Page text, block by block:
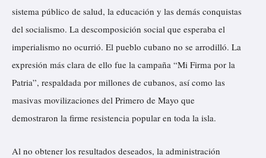
sistema público de salud, la educación y las demás conquistas
del socialismo. La descomposición social que esperaba el
imperialismo no ocurrió. El pueblo cubano no se arrodilló. La
expresión más clara de ello fue la campaña “Mi Firma por la
Patria”, respaldada por millones de cubanos, así como las
masivas movilizaciones del Primero de Mayo que
demostraron la firme resistencia popular en toda la isla.
Al no obtener los resultados deseados, la administración